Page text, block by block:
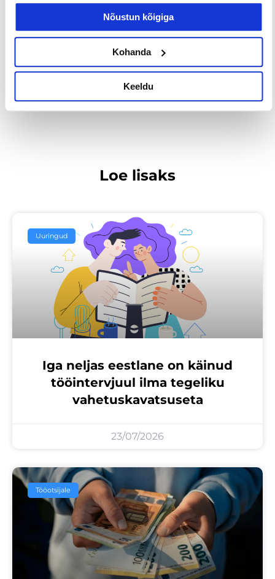
Nõustun kõigiga
Kohanda
Keeldu
Prev
Loe lisaks
Uuringud
Iga neljas eestlane on käinud
tööintervjuul ilma tegeliku
vahetuskavatsuseta
23/07/2026
Tööotsijale